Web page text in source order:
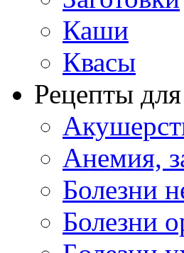
Каши
Квасы
Рецепты
Анемия,
Болезни
Болезни